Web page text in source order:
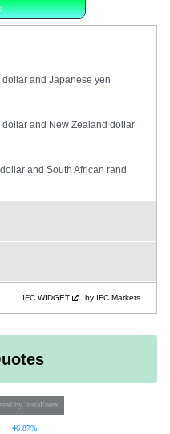
and Japanese yen
and New Zealand dollar
and South African rand
IFC WIDGET by IFC Markets